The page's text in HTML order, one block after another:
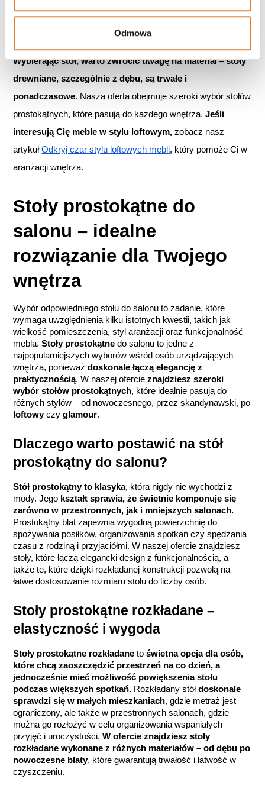
Odmowa
glamour.
Stoły rozkładane to idealne rozwiązanie, gdy zależy
Wybierając stół, warto zwrócić uwagę na materiał – stoły
drewniane, szczególnie z dębu, są trwałe i
ponadczasowe. Nasza oferta obejmuje szeroki wybór stołów
prostokątnych, które pasują do każdego wnętrza. Jeśli
interesują Cię meble w stylu loftowym, zobacz nasz
artykuł Odkryj czar stylu loftowych mebli, który pomoże Ci w
aranżacji wnętrza.
Stoły prostokątne do
salonu – idealne
rozwiązanie dla Twojego
wnętrza
Wybór odpowiedniego stołu do salonu to zadanie, które
wymaga uwzględnienia kilku istotnych kwestii, takich jak
wielkość pomieszczenia, styl aranżacji oraz funkcjonalność
mebla. Stoły prostokątne do salonu to jedne z
najpopularniejszych wyborów wśród osób urządzających
wnętrza, ponieważ doskonale łączą elegancję z
praktycznością. W naszej ofercie znajdziesz szeroki
wybór stołów prostokątnych, które idealnie pasują do
loftowy czy glamour.
Dlaczego warto postawić na stół
prostokątny do salonu?
Stół prostokątny to klasyka, która nigdy nie wychodzi z
mody. Jego kształt sprawia, że świetnie komponuje się
zarówno w przestronnych, jak i mniejszych salonach.
Prostokątny blat zapewnia wygodną powierzchnię do
spożywania posiłków, organizowania spotkań czy spędzania
czasu z rodziną i przyjaciółmi. W naszej ofercie znajdziesz
stoły, które łączą elegancki design z funkcjonalnością, a
także te, które dzięki rozkładanej konstrukcji pozwolą na
łatwe dostosowanie rozmiaru stołu do liczby osób.
Stoły prostokątne rozkładane –
elastyczność i wygoda
Stoły prostokątne rozkładane to świetna opcja dla osób,
które chcą zaoszczędzić przestrzeń na co dzień, a
jednocześnie mieć możliwość powiększenia stołu
podczas większych spotkań. Rozkładany stół doskonale
sprawdzi się w małych mieszkaniach, gdzie metraż jest
ograniczony, ale także w przestronnych salonach, gdzie
można go rozłożyć w celu organizowania wspaniałych
przyjęć i uroczystości. W ofercie znajdziesz stoły
rozkładane wykonane z różnych materiałów – od dębu po
nowoczesne blaty, które gwarantują trwałość i łatwość w
czyszczeniu.